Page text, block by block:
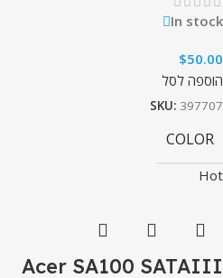
In stock
$50.00
הוספה לסל
SKU: 397707
COLOR
Hot
Acer SA100 SATAIII